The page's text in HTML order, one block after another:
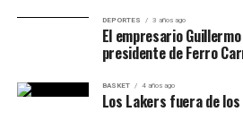
DEPORTES 3 años ago
El empresario
presidente de Ferro
BASKET 4 años ago
Los Lakers fuera de